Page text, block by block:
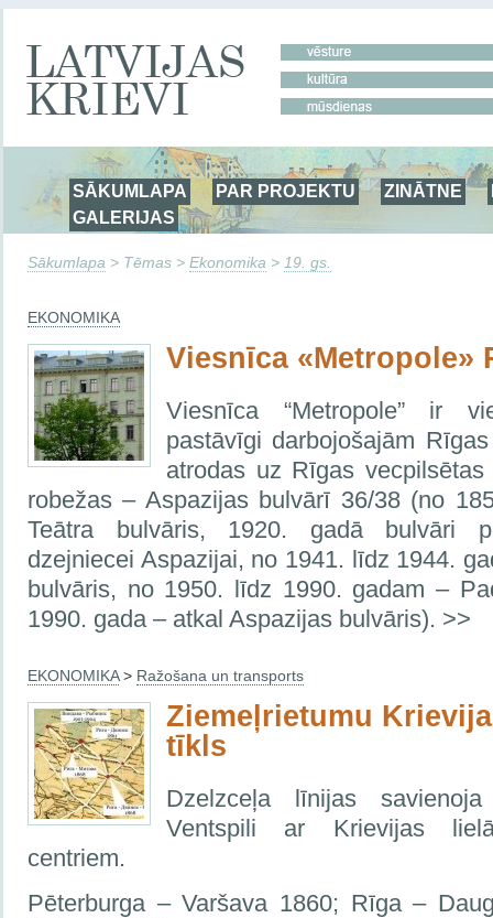
SĀKUMLAPA PAR PROJEKTU ZINĀTNE
GALERIJAS
Sākumlapa > Tēmas > Ekonomika > 19. gs.
EKONOMIKA
Viesnīca «Metropole»
Viesnīca “Metropole” ir
pastāvīgi darbojošajām
atrodas uz Rīgas
robežas – Aspazijas bulvārī 36/38 (no
Teātra bulvāris, 1920. gadā bulvāri
dzejniecei Aspazijai, no 1941. līdz 1944.
bulvāris, no 1950. līdz 1990. gadam –
1990. gada – atkal Aspazijas bulvāris). >>
EKONOMIKA> Ražošana un transports
Ziemeļrietumu
tīkls
Dzelzceļa līnijas
Ventspili ar Krievijas
centriem.
Pēterburga – Varšava 1860; Rīga –